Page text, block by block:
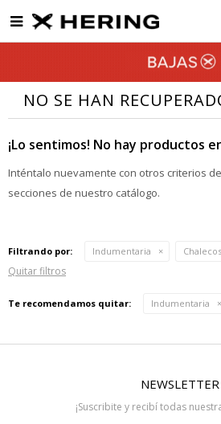

NO SE HAN
¡Lo sentimos! No hay productos
Inténtalo nuevamente con otros criterios
secciones de nuestro catálogo.
Filtrando por: Indumentaria Chalecos
Quitar filtros
Te recomendamos quitar: Indumentaria
NEWSLETTER
¡Suscribite y recibí todas